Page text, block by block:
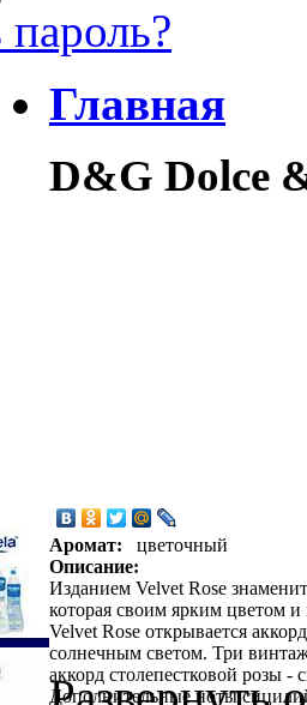
Главная
D&G Dolce
Аромат:
цветочный
Описание:
Изданием Velvet Rose
которая своим ярким цветом
Velvet Rose открывается
солнечным светом. Три
аккорд столепестковой розы
Дополнительные ноты